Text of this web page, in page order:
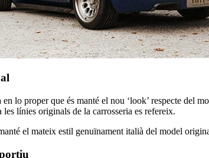
lo proper que és manté el nou ‘look’ respecte del
les línies originals de la carrosseria es refereix.
el mateix estil genuïnament italià del model